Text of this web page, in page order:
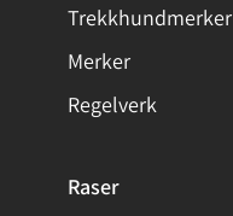
Trekkhundmerker
Merker
Regelverk
Raser